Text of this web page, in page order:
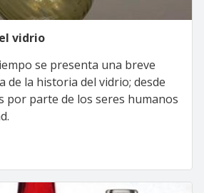
vidrio
se presenta una breve
de la historia del vidrio; desde
por parte de los seres humanos